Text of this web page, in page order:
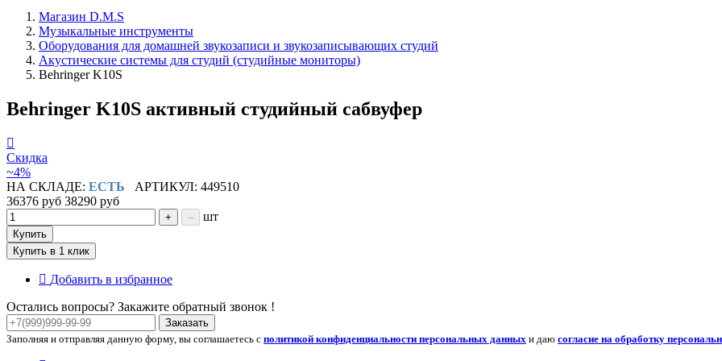
Магазин D.M.S
Музыкальные инструменты
Оборудования для домашней звукозаписи и звукозаписывающих студий
Акустические системы для студий (студийные мониторы)
Behringer K10S
Behringer K10S активный студийный сабвуфер
Скидка
~4%
НА СКЛАДЕ: ЕСТЬ АРТИКУЛ: 449510
36376 руб 38290 руб
+ – шт
Купить
Купить в 1 клик
Добавить в избранное
Остались вопросы? Закажите обратный звонок !
Заказать
Заполняя и отправляя данную форму, вы соглашаетесь с политикой конфиденциальности персональных данных и даю согласие на обработку